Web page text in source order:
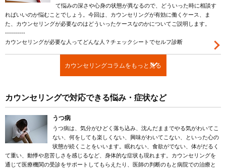
て悩みの深さや心身の状態が異なるので、どういった時に相談す
ればいいのか悩むことでしょう。今回は、カウンセリングが有効に働くケース、ま
た、カウンセリングが必要なのはどういったケースなのかについてご説明します。
----------
カウンセリングが必要な人ってどんな人？チェックシートでセルフ診断
カウンセリングコラムをもっと見る
カウンセリングで対応できる悩み・症状など
うつ病
うつ病は、気分がひどく落ち込み、沈んだままでやる気がわいてこ
ない、何をしても楽しくない、興味がわいてこない、といった心の
状態が続くことをいいます。眠れない、食欲がでない、体がだるく
て重い、動悸や息苦しさを感じるなど、身体的な症状も現れます。カウンセリングを
通じて医療機関の受診をサポートしてもらえたり、医師の判断のもと病院での治療と